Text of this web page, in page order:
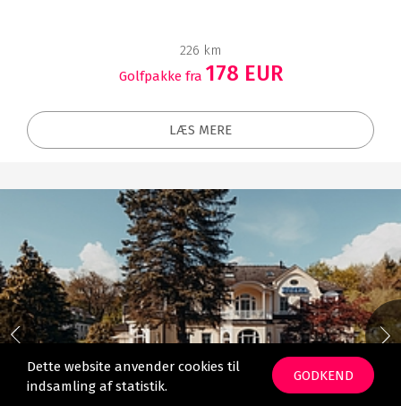
226 km
Golfpakke fra 178 EUR
LÆS MERE
Dette website anvender cookies til
indsamling af statistik.
GODKEND